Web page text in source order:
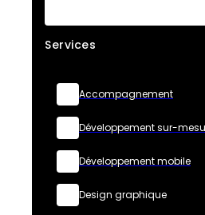
Services
Accompagnement
Développement sur-
Développement mobile
Design graphique